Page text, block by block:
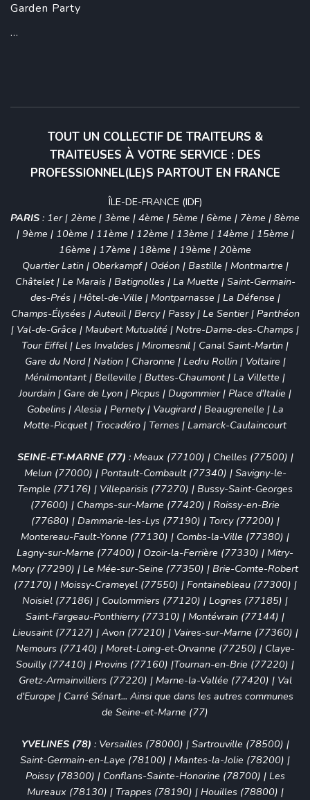
Garden Party
...
TOUT UN COLLECTIF DE TRAITEURS &
TRAITEUSES À VOTRE SERVICE : DES
PROFESSIONNEL(LE)S PARTOUT EN FRANCE
ÎLE-DE-FRANCE (IDF)
PARIS : 1er| 2ème | 3ème | 4ème | 5ème | 6ème | 7ème | 8ème
| 9ème | 10ème | 11ème | 12ème | 13ème | 14ème | 15ème |
16ème | 17ème | 18ème | 19ème | 20ème
Quartier Latin| Oberkampf| Odéon| Bastille | Montmartre |
Châtelet| Le Marais| Batignolles| La Muette | Saint-Germain-
des-Prés| Hôtel-de-Ville | Montparnasse | La Défense |
Champs-Élysées| Auteuil| Bercy| Passy| Le Sentier| Panthéon
| Val-de-Grâce | Maubert Mutualité | Notre-Dame-des-Champs |
Tour Eiffel | Les Invalides | Miromesnil | Canal Saint-Martin |
Gare du Nord| Nation| Charonne | Ledru Rollin| Voltaire |
Ménilmontant| Belleville | Buttes-Chaumont| La Villette |
Jourdain | Gare de Lyon | Picpus | Dugommier| Place d'Italie |
Gobelins| Alesia | Pernety| Vaugirard| Beaugrenelle | La
Motte-Picquet| Trocadéro | Ternes | Lamarck-Caulaincourt
SEINE-ET-MARNE (77) : Meaux (77100) | Chelles (77500) |
Melun (77000) | Pontault-Combault (77340) | Savigny-le-
Temple (77176) | Villeparisis (77270) | Bussy-Saint-Georges
(77600) | Champs-sur-Marne (77420) | Roissy-en-Brie
(77680) | Dammarie-les-Lys (77190) | Torcy (77200) |
Montereau-Fault-Yonne (77130) | Combs-la-Ville (77380) |
Lagny-sur-Marne (77400) | Ozoir-la-Ferrière (77330) | Mitry-
Mory (77290) | Le Mée-sur-Seine (77350) | Brie-Comte-Robert
(77170) | Moissy-Crameyel (77550) | Fontainebleau (77300) |
Noisiel (77186) | Coulommiers (77120) | Lognes (77185) |
Saint-Fargeau-Ponthierry (77310) | Montévrain (77144) |
Lieusaint (77127) | Avon (77210) | Vaires-sur-Marne (77360) |
Nemours (77140) | Moret-Loing-et-Orvanne (77250) | Claye-
Souilly (77410) | Provins (77160) |Tournan-en-Brie (77220) |
Gretz-Armainvilliers (77220) | Marne-la-Vallée (77420) | Val
d'Europe | Carré Sénart... Ainsi que dans les autres communes
de Seine-et-Marne (77)
YVELINES (78) : Versailles (78000) | Sartrouville (78500) |
Saint-Germain-en-Laye (78100) | Mantes-la-Jolie (78200) |
Poissy (78300) | Conflans-Sainte-Honorine (78700) | Les
Mureaux (78130) | Trappes (78190) | Houilles (78800) |